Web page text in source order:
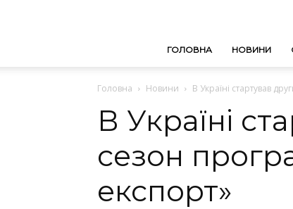
ГОЛОВНА НОВИНИ
Головна Новини В Україні стартував
В Україні
сезон
експорт»